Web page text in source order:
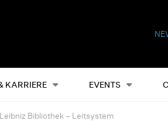
KARRIERE EVENTS
Alles Events
Bibliothek – Leitsystem